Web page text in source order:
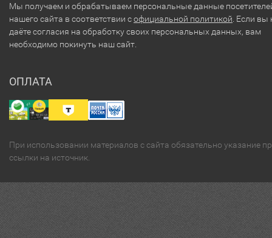
Мы получаем и обрабатываем персональные данные
нашего сайта в соответствии софициальной политикой . Если вы
даёте согласия на обработку своих персональных данных, вам
необходимо покинуть наш сайт.
ОПЛАТА
При использовании материалов с сайта обязательно указание
ссылки на источник.